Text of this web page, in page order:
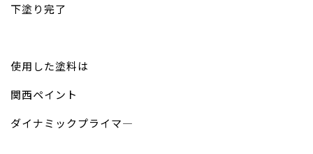
下塗り完了
使用した塗料は
関西ペイント
ダイナミックプライマ―